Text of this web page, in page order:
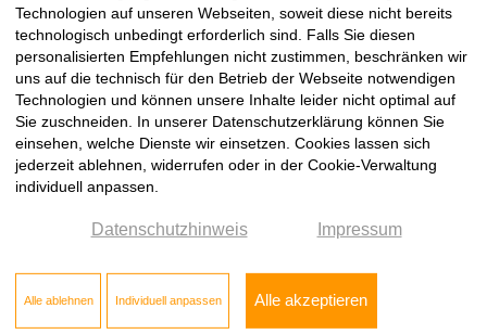
Broschüre
Laminam Ki No Bi Collection
19.05.2026
Broschüre
Laminam Rare Collection
08.06.2026
PDF
Laminam Supernova
PDF
Broschüre
two by Laminam
Technologien auf unseren Webseiten, soweit diese nicht bereits
technologisch unbedingt erforderlich sind. Falls Sie diesen
personalisierten Empfehlungen nicht zustimmen, beschränken wir
uns auf die technisch für den Betrieb der Webseite notwendigen
Technologien und können unsere Inhalte leider nicht optimal auf
Sie zuschneiden. In unserer Datenschutzerklärung können Sie
einsehen, welche Dienste wir einsetzen. Cookies lassen sich
jederzeit ablehnen, widerrufen oder in der Cookie-Verwaltung
individuell anpassen.
Datenschutzhinweis Impressum
Alle ablehnen Individuell anpassen Alle akzeptieren